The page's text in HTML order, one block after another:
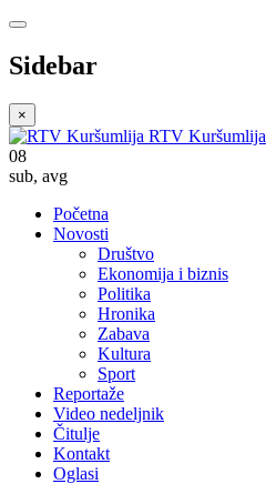
Sidebar
×
RTV Kuršumlija
08
sub, avg
Početna
Novosti
Društvo
Ekonomija i biznis
Politika
Hronika
Zabava
Kultura
Sport
Reportaže
Video nedeljnik
Čitulje
Kontakt
Oglasi